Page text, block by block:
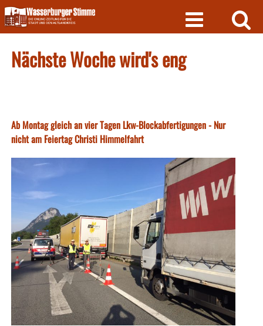
Skip
to
content
Nächste Woche wird's eng
Ab Montag gleich an vier Tagen Lkw-Blockabfertigungen - Nur
nicht am Feiertag Christi Himmelfahrt